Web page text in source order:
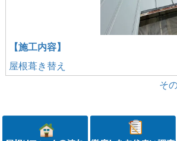
【施工内容】
屋根葺き替え
そ